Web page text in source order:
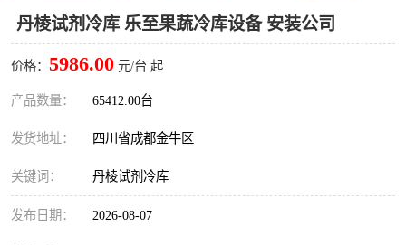
丹棱试剂冷库 乐至果蔬冷库设备 安装公司
价格： 5986.00 元/台 起
产品数量： 65412.00台
发货地址： 四川省成都金牛区
关键词： 丹棱试剂冷库
发布日期： 2026-08-07